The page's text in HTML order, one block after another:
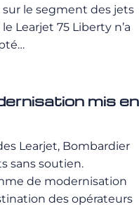
le segment des jets
Learjet 75 Liberty n’a
misen
Learjet, Bombardier
sans soutien.
de modernisation
des opérateurs